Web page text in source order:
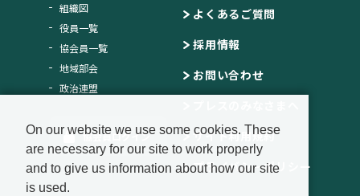
組織図
役員一覧
協会員一覧
地域部会
政治連盟
協会員ログイン
よくあるご質問
採用情報
お問い合わせ
サイト利用規約
プライバシーポリシー
On our website we use some cookies. These
are necessary for our site to work properly
and to give us information about how our site
is used.